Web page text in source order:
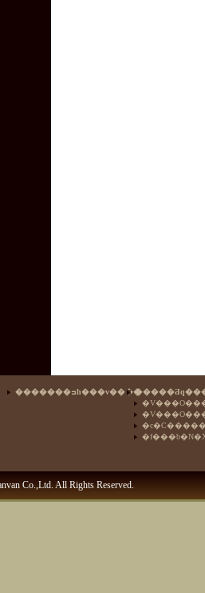
�������ߏh���v����
Co.,Ltd. All Rights Reserved.